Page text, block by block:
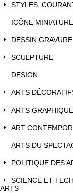
STYLES,
ICÔNE
DESSIN GRAVURE
SCULPTURE
DESIGN
ARTS
ARTS
ART
ARTS DU
POLITIQUE DES
SCIENCE ET
ARTS